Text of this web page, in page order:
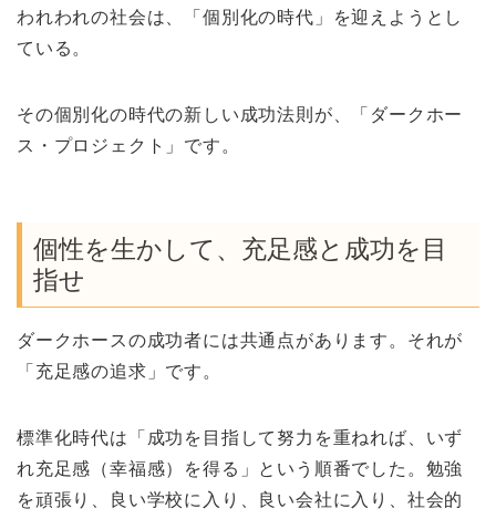
われわれの社会は、「個別化の時代」を迎えようとし
ている。
その個別化の時代の新しい成功法則が、「ダークホー
ス・プロジェクト」です。
個性を生かして、充足感と成功を目
指せ
ダークホースの成功者には共通点があります。それが
「充足感の追求」です。
標準化時代は「成功を目指して努力を重ねれば、いず
れ充足感（幸福感）を得る」という順番でした。勉強
を頑張り、良い学校に入り、良い会社に入り、社会的